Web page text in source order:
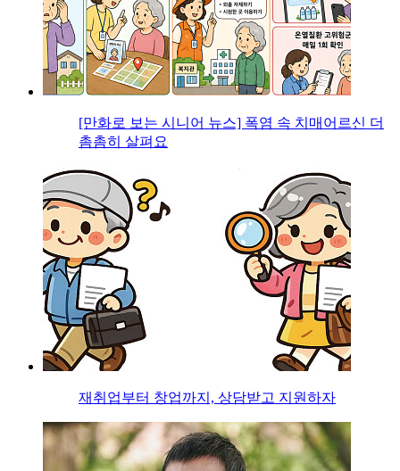
[만화로 보는 시니어 뉴스] 폭염 속 치매어르신 더
촘촘히 살펴요
재취업부터 창업까지, 상담받고 지원하자